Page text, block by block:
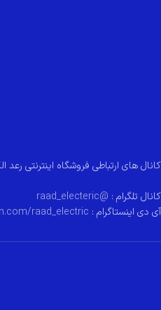
کانال های ارتباطی فروشگاه اینترنتی رعد
کانال تلگرام : @raad_electeric
آی دی اینستاگرام : raad_electric